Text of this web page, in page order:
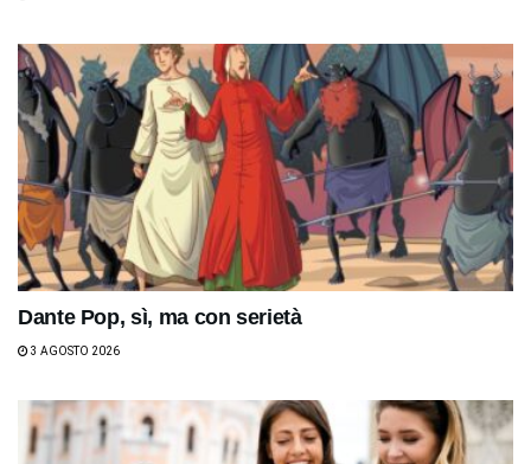
Dante Pop, sì, ma con serietà
3 AGOSTO 2026